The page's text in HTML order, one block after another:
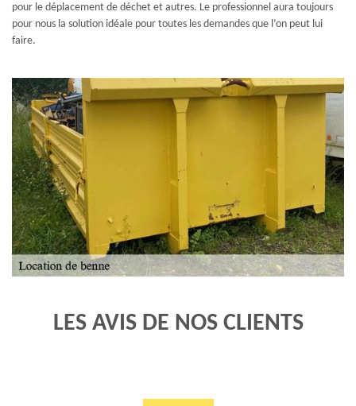
pour le déplacement de déchet et autres. Le professionnel aura toujours
pour nous la solution idéale pour toutes les demandes que l’on peut lui
faire.
LES AVIS DE NOS CLIENTS